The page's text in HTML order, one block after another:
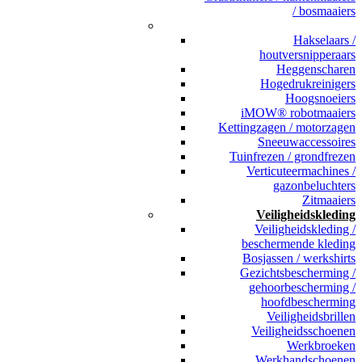
/ bosmaaiers
Hakselaars /
houtversnipperaars
Heggenscharen
Hogedrukreinigers
Hoogsnoeiers
iMOW® robotmaaiers
Kettingzagen / motorzagen
Sneeuwaccessoires
Tuinfrezen / grondfrezen
Verticuteermachines /
gazonbeluchters
Zitmaaiers
Veiligheidskleding
Veiligheidskleding /
beschermende kleding
Bosjassen / werkshirts
Gezichtsbescherming /
gehoorbescherming /
hoofdbescherming
Veiligheidsbrillen
Veiligheidsschoenen
Werkbroeken